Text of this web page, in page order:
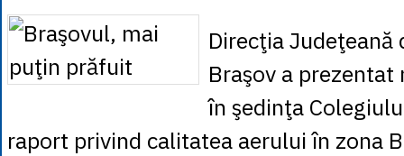
1 PLN= 1.1646
= 0.0425
1 RUB= 0.0530
1 TRY
= 0.1141
= 0.1048
1 XDR= 5.9383
Direcţia Judeţeană
Braşov a
în şedinţa
raport privind calitatea aerului în zona